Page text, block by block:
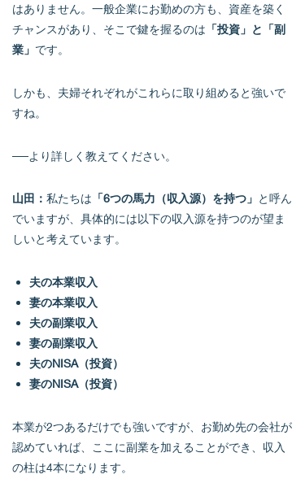
はありません。一般企業にお勤めの方も、資産を築く
チャンスがあり、そこで鍵を握るのは 「投資」と「副
業」 です。
しかも、夫婦それぞれがこれらに取り組めると強いで
すね。
──より詳しく教えてください。
山田： 私たちは 「6つの馬力（収入源）を持つ」 と呼ん
でいますが、具体的には以下の収入源を持つのが望ま
しいと考えています。
夫の本業収入
妻の本業収入
夫の副業収入
妻の副業収入
夫のNISA（投資）
妻のNISA（投資）
本業が2つあるだけでも強いですが、お勤め先の会社が
認めていれば、ここに副業を加えることができ、収入
の柱は4本になります。